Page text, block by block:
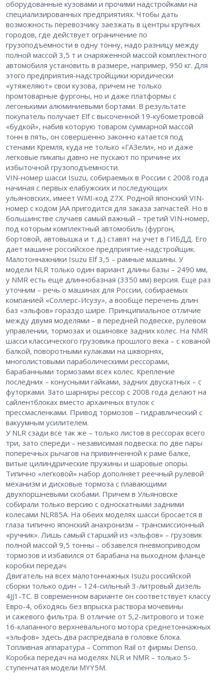
оборудованные кузовами и прочими надстройками на
специализированных предприятиях. Чтобы дать
возможность перевозчику заезжать в центры крупных
городов, где действует ограничение по
грузоподъемности в одну тонну, надо разницу между
полной массой 3,5 т и снаряженной массой комплектного
автомобиля установить в размере, например, 950 кг. Для
этого предприятия-надстройщики юридически
«утяжеляют» свои кузова, причем не только
промтоварные фургоны, но и даже платформы с
легонькими алюминиевыми бортами. В результате
покупатель получает Elf с высоченной 19-кубометровой
«будкой», набив которую товаром суммарной массой
тонн в пять, он совершенно законно катается под
стенами Кремля, куда не только «ГАЗели», но и даже
легковые пикапы давно не пускают по причине их
избыточной грузоподъемности.
VIN-номер шасси Isuzu, собираемых в России с 2008 года
начиная с первых елабужских и последующих
ульяновских, имеет WMI-код Z7X. Родной японский VIN-
номер с кодом JAA пригодится для заказа запчастей. Но в
большинстве случаев самый важный – третий VIN-номер,
под которым комплектный автомобиль (фургон,
бортовой, автовышка и т. д.) ставят на учет в ГИБДД. Его
дает машине российское предприятие-надстройщик.
Малотоннажники Isuzu Elf 3,5 – рамные машины. У
модели NLR только один вариант длины базы – 2490 мм,
у NMR есть еще длиннобазная (3350 мм) версия. Еще раз
уточним – речь о машинах для России, собираемых
компанией «Соллерс-Исузу», а вообще перечень длин
баз «эльфов» гораздо шире. Принципиальное отличие
между двумя моделями – в передней подвеске, рулевом
управлении, тормозах и ошиновке задних колес. На NMR
шасси классического грузовика прошлого века – с кованой
балкой, поворотными кулаками на шкворнях,
многолистовыми параболическими рессорами,
барабанными тормозами всех колес. Крепление
последних – конусными гайками, задних двускатных – с
футорками. Зато шарниры рессор с 2008 года делают на
сайлентблоках вместо архаичных втулок с
прессмасленками. Привод тормозов – гидравлический с
вакуумным усилителем.
У NLR сзади все так же – только листов в рессорах всего
три, зато спереди – независимая подвеска: по две пары
поперечных рычагов на привинченной к раме балке,
витые цилиндрические пружины и шаровые опоры.
Типично «легковой» набор дополняет реечный рулевой
механизм и дисковые тормоза с плавающими
двухпоршневыми скобами. Причем в Ульяновске
собирали только версию с односкатными задними
колесами NLR85A. На обеих моделях шасси бросается в
глаза типично японский анахронизм – трансмиссионный
«ручник». Лишь самый старший из «эльфов» – грузовик
полной массой 9,5 тонны – обзавелся пневмоприводом
тормозов и избавился от барабана на выходном фланце
коробки передач.
Двигатель на всех малотоннажных Isuzu российской
сборки только один – 124-сильный 3-литровый дизель
4JJ1-TC. В современном варианте он соответствует классу
­Евро-4, обходясь без впрыска раствора мочевины
и сажевого фильтра. В отличие от 5,2-литрового и тоже
16-клапанного верхневального мотора среднетоннажных
«эльфов» здесь два распредвала в головке блока.
Топливная аппаратура – Common Rail от фирмы Denso.
Коробка передач на моделях NLR и NMR – только 5-
ступенчатая модели MYY5M.